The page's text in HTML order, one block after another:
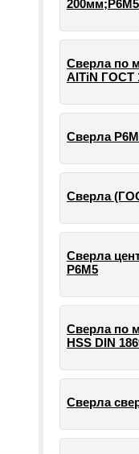
Сверла по
AlTiN ГОСТ
Сверла
Сверла
Сверла
Р6М5
Сверла по
HSS DIN
Сверла